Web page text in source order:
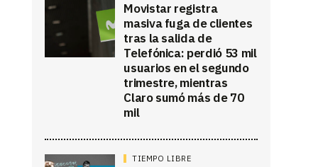
Movistar registra
masiva fuga de clientes
tras la salida de
Telefónica: perdió 53 mil
usuarios en el segundo
trimestre, mientras
Claro sumó más de 70
mil
TIEMPO LIBRE